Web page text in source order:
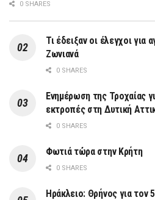
0 SHARES
Τι έδειξαν οι έλεγχοι για
Ζωνιανά
0 SHARES
Ενημέρωση της Τροχαίας
εκτροπές στη Δυτική
0 SHARES
Φωτιά τώρα στην Κρήτη
0 SHARES
Ηράκλειο: Θρήνος για τον